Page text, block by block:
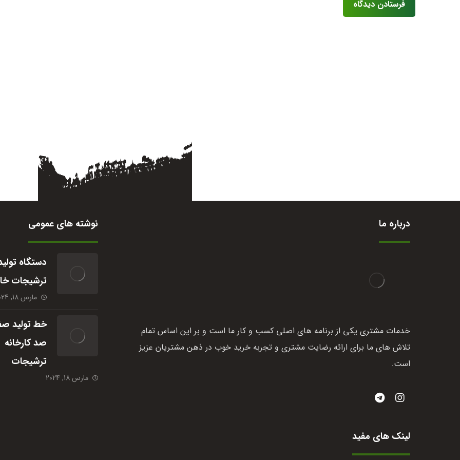
درباره ما
خدمات مشتری یکی از برنامه های اصلی کسب و کار ما است و بر این اساس تمام
تلاش های ما برای ارائه رضایت مشتری و تجربه خرید خوب در ذهن مشتریان عزیز
است.
لینک های مفید
نوشته های عمومی
دستگاه
ترشیجات
مارس 18, 2024
خط تولید
صد کارخانه
ترشیجات
مارس 18, 2024